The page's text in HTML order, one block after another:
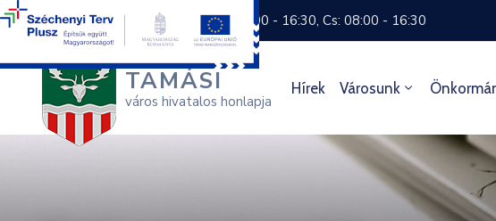
+36 74 570 800 H: 8:00 - 16:30, Cs: 08:00 - 16:30
TAMÁSI
város hivatalos honlapja
Hírek Városunk